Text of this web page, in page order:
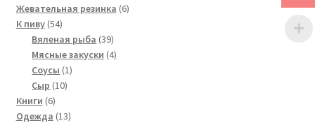
Жевательная резинка 66
К пиву 5454
товара
Вяленая рыба 3939
товаров
Мясные закуски 44
Соусы 11
Сыр 1010
Книги 66
товаров
Одежда 1313